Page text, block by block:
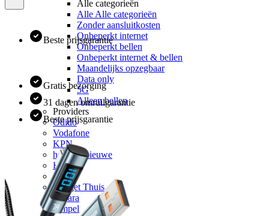
Alle categorieën
Alle Alle categorieën
Zonder aansluitkosten
Onbeperkt internet
Onbeperkt bellen
Onbeperkt internet & bellen
Maandelijks opzegbaar
Data only
5G
Alleen bellen
Providers
Odido
Vodafone
KPN
hollandsnieuwe
Ben
Simyo
Budget Thuis
Lebara
Simpel
Beste prijsgarantie
Gratis bezorging
31 dagen omruilgarantie
Beste prijsgarantie